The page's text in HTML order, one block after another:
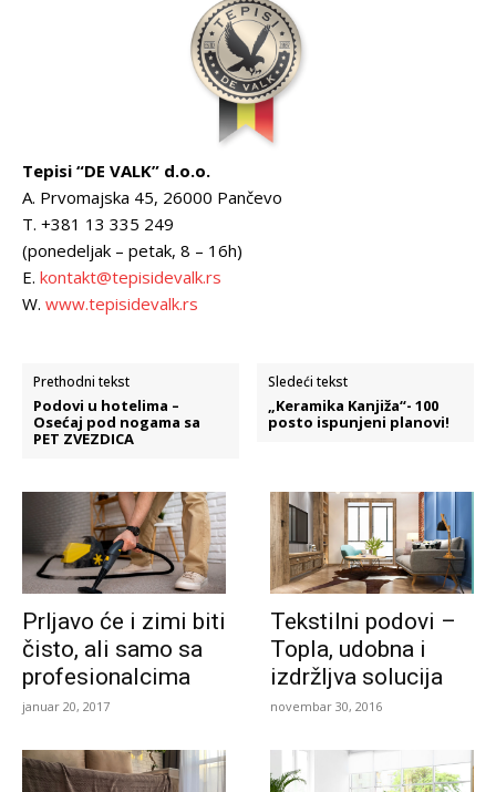
Tepisi “DE VALK” d.o.o.
A. Prvomajska 45, 26000 Pančevo
T. +381 13 335 249
(ponedeljak – petak, 8 – 16h)
E. kontakt@tepisidevalk.rs
W. www.tepisidevalk.rs
Prethodni tekst
Podovi u hotelima –
Osećaj pod nogama sa
PET ZVEZDICA
Sledeći tekst
„Keramika Kanjiža“- 100
posto ispunjeni planovi!
Prljavo će i zimi biti
čisto, ali samo sa
profesionalcima
januar 20, 2017
Tekstilni podovi –
Topla, udobna i
izdržljva solucija
novembar 30, 2016